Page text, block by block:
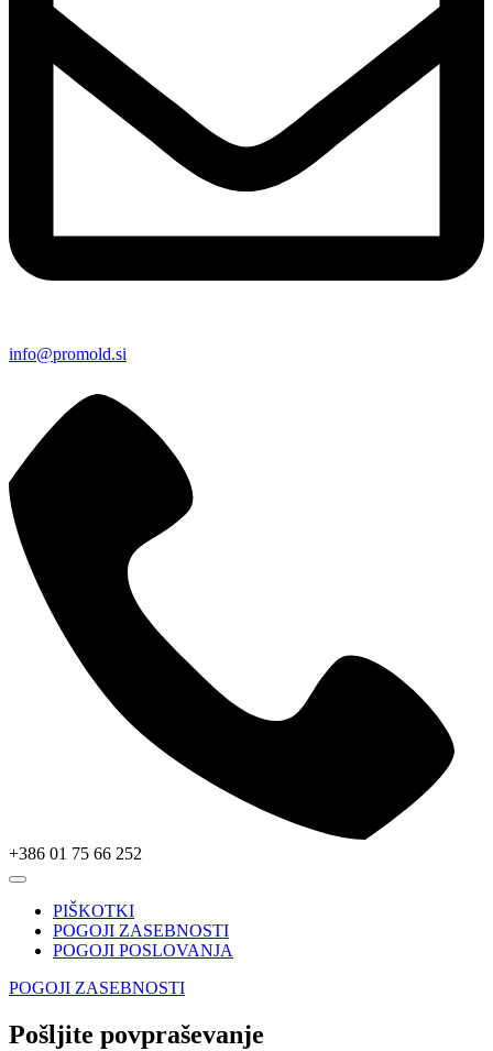
info@promold.si
+386 01 75 66 252
PIŠKOTKI
POGOJI ZASEBNOSTI
POGOJI POSLOVANJA
POGOJI ZASEBNOSTI
Pošljite povpraševanje